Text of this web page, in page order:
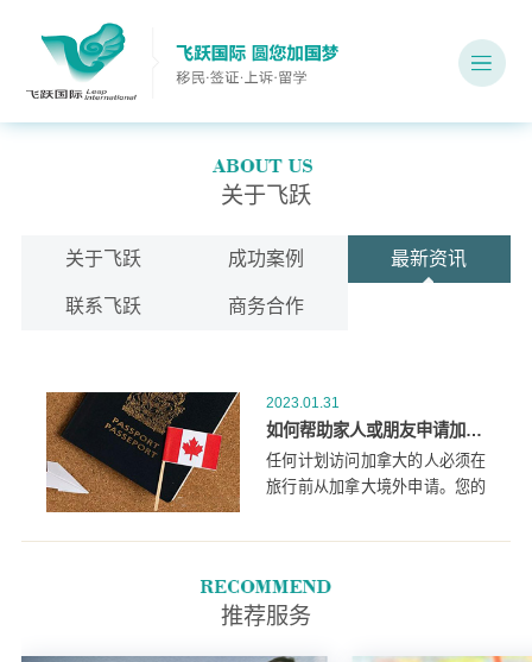
关于飞跃
关于飞跃 成功案例 最新资讯
联系飞跃 商务合作
2023.01.31
如何帮助家人或朋友申请加拿大旅游签证？
任何计划访问加拿大的人必须在
旅行前从加拿大境外申请。您的
们将携带的旅行证件的类型.签
国籍;以及他们将如何到加拿大
旅行.
推荐服务